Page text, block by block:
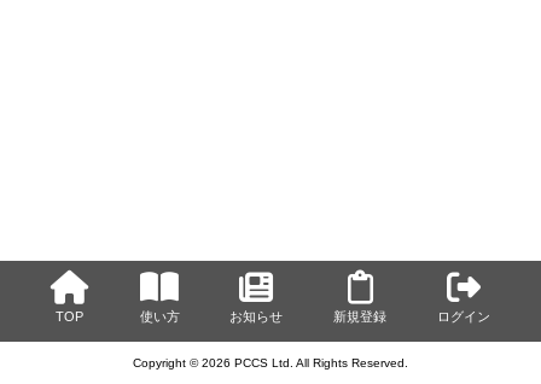
TOP 使い方 お知らせ 新規登録 ログイン
Copyright © 2026 PCCS Ltd. All Rights Reserved.